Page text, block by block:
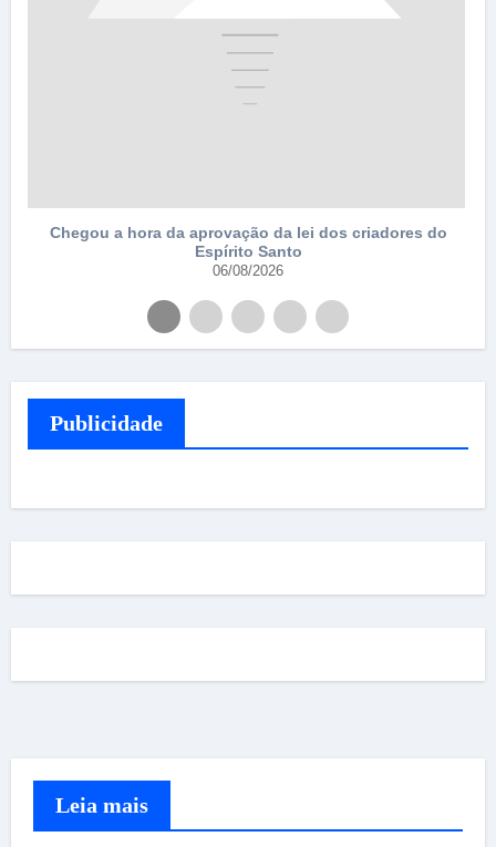
Chegou a hora da aprovação da lei dos criadores do
Espírito Santo
06/08/2026
Publicidade
Leia mais